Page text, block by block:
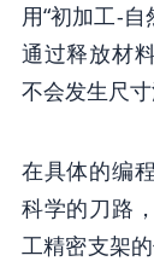
用“初加工-
通过释放材
不会发生尺寸
在具体的编
科学的刀路
工精密支架